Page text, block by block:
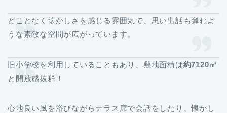
どことなく懐かしさを感じる雰囲気で、思い出話も弾むよ
うな素敵な空間が広がっています。
旧小学校を利用していることもあり、敷地面積は約7120㎡
と開放感抜群！
心地良い風を浴びながらテラス席で会話をしたり、懐かし